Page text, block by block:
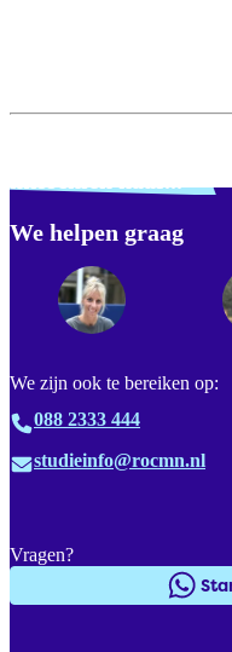
misschien naar...
We helpen graag
We zijn ook te bereiken op:
088 2333 444
studieinfo@rocmn.nl
Vragen?
Footer